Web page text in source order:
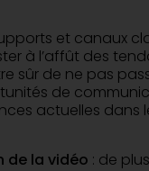
et canaux
à l’affût des
sûr de ne pas
de
actuelles dans
de la vidéo : de